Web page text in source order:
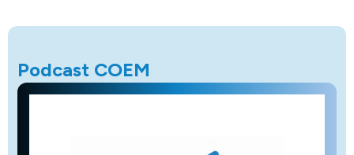
Podcast COEM